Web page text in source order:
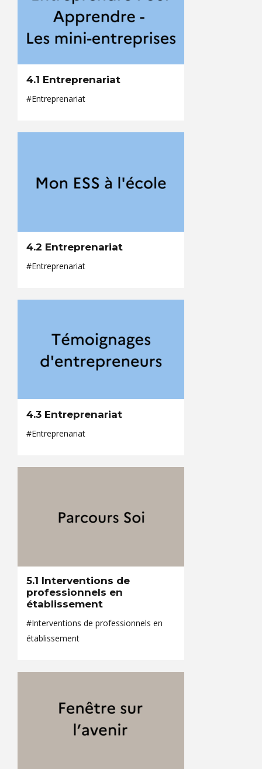
4.1 Entreprenariat
#Entreprenariat
4.2 Entreprenariat
#Entreprenariat
4.3 Entreprenariat
#Entreprenariat
5.1 Interventions de
professionnels en
établissement
#Interventions de professionnels en
établissement